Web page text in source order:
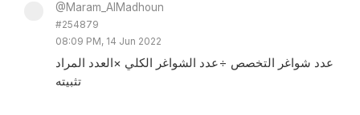
@Maram_AlMadhoun
#254879
08:09 PM, 14 Jun 2022
عدد شواغر التخصص ÷عدد الشواغر الكلي ×العدد المراد
تثبيته